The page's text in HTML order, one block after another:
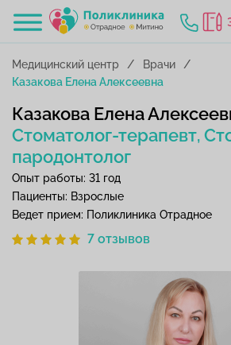
Медицинский центр
Врачи
Казакова Елена Алексеевна
Казакова Елена
Стоматолог-терапевт,
пародонтолог
Опыт работы: 31 год
Пациенты: Взрослые
Ведет прием: Поликлиника Отрадное
7 отзывов